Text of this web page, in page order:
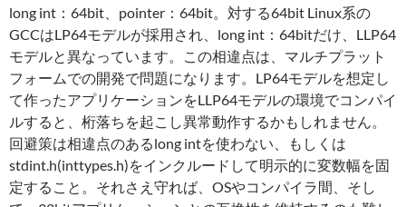
long int：64bit、pointer：64bit。対する64bit Linux系の
GCCはLP64モデルが採用され、long int：64bitだけ、LLP64
モデルと異なっています。この相違点は、マルチプラット
フォームでの開発で問題になります。LP64モデルを想定し
て作ったアプリケーションをLLP64モデルの環境でコンパイ
ルすると、桁落ちを起こし異常動作するかもしれません。
回避策は相違点のあるlong intを使わない、もしくは
stdint.h(inttypes.h)をインクルードして明示的に変数幅を固
定すること。それさえ守れば、OSやコンパイラ間、そし